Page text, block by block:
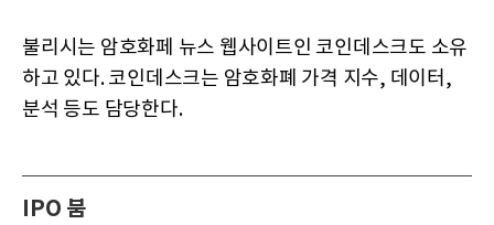
불리시는 암호화페 뉴스 웹사이트인 코인데스크도 소유
하고 있다. 코인데스크는 암호화폐 가격 지수, 데이터,
분석 등도 담당한다.
IPO 붐